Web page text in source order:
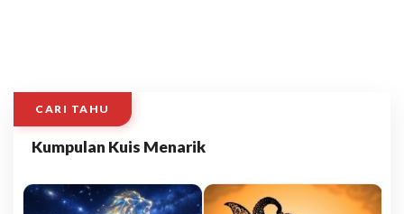
CARI TAHU
Kumpulan Kuis Menarik